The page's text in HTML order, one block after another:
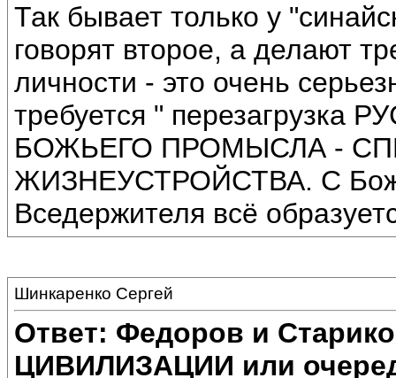
Так бывает только у
говорят второе, а делают
личности - это очень
требуется "
БОЖЬЕГО ПРОМЫСЛА -
ЖИЗНЕУСТРОЙСТВА. С
Вседержителя всё
Шинкаренко Сергей
Ответ: Федоров и
ЦИВИЛИЗАЦИИ или